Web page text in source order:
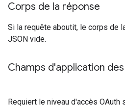
Corps de la réponse
Si la requête aboutit, le corps de
JSON vide.
Champs d'application
Requiert le niveau d'accès OAuth